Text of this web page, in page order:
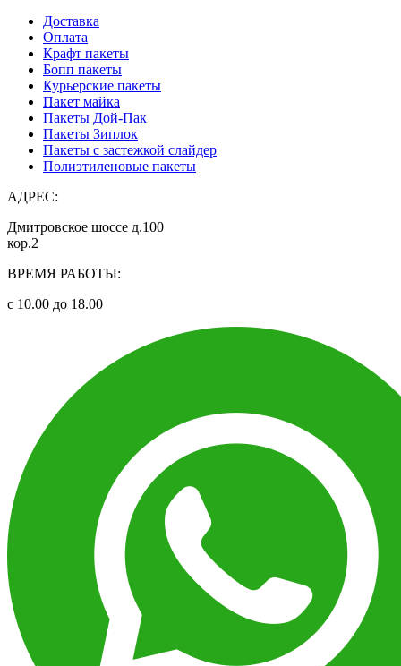
Доставка
Оплата
Крафт пакеты
Бопп пакеты
Курьерские пакеты
Пакет майка
Пакеты Дой-Пак
Пакеты Зиплок
Пакеты с застежкой слайдер
Полиэтиленовые пакеты
АДРЕС:
Дмитровское шоссе д.100
кор.2
ВРЕМЯ РАБОТЫ:
с 10.00 до 18.00